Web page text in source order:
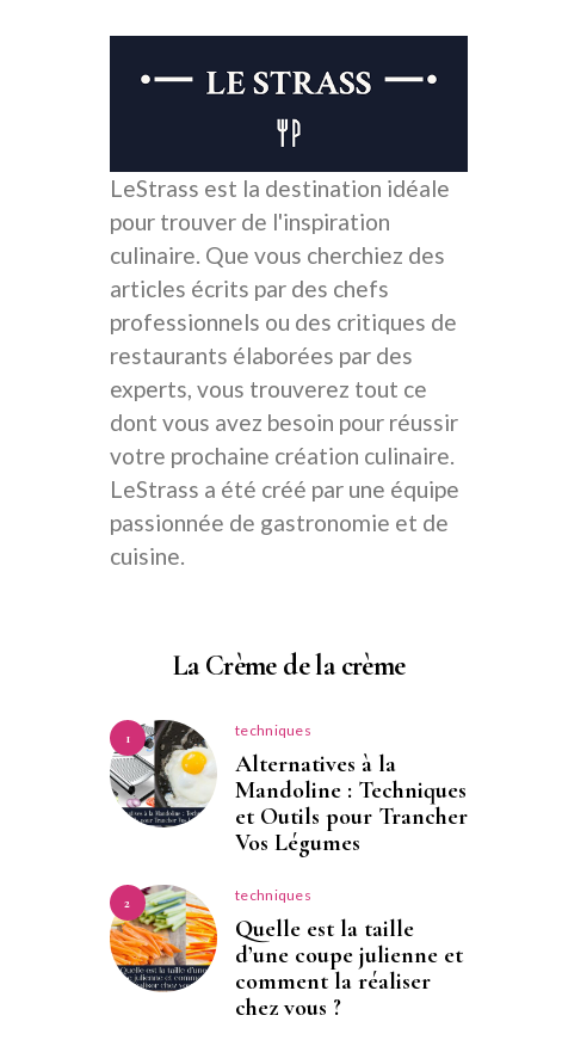
LeStrass est la destination idéale
pour trouver de l'inspiration
culinaire. Que vous cherchiez des
articles écrits par des chefs
professionnels ou des critiques de
restaurants élaborées par des
experts, vous trouverez tout ce
dont vous avez besoin pour réussir
votre prochaine création culinaire.
LeStrass a été créé par une équipe
passionnée de gastronomie et de
cuisine.
La Crème de la crème
1 techniques
Alternatives à la
Mandoline : Techniques
et Outils pour Trancher
Vos Légumes
2 techniques
Quelle est la taille
d’une coupe julienne et
comment la réaliser
chez vous ?